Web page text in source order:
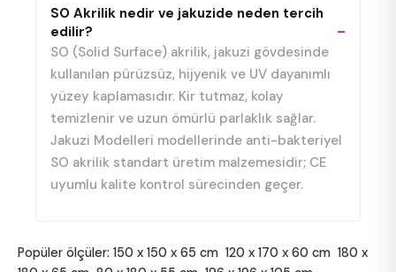
SO Akrilik nedir ve jakuzide neden tercih
edilir?
SO (Solid Surface) akrilik, jakuzi gövdesinde
kullanılan pürüzsüz, hijyenik ve UV dayanımlı
yüzey kaplamasıdır. Kir tutmaz, kolay
temizlenir ve uzun ömürlü parlaklık sağlar.
Jakuzi Modelleri modellerinde anti-bakteriyel
SO akrilik standart üretim malzemesidir; CE
uyumlu kalite kontrol sürecinden geçer.
Popüler ölçüler: 150 x 150 x 65 cm 120 x 170 x 60 cm 180 x